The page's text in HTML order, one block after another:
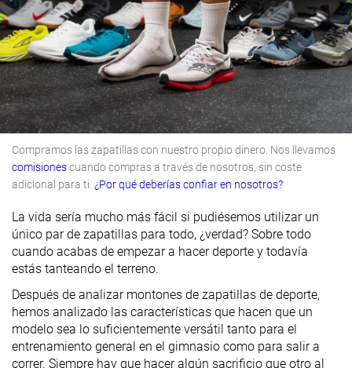
Compramos las zapatillas con nuestro propio dinero. Nos llevamos
comisionescuando compras a través de nosotros, sin coste
adicional para ti. ¿Por qué deberías confiar en nosotros?
La vida sería mucho más fácil si pudiésemos utilizar un
único par de zapatillas para todo, ¿verdad? Sobre todo
cuando acabas de empezar a hacer deporte y todavía
estás tanteando el terreno.
Después de analizar montones de zapatillas de deporte,
hemos analizado las características que hacen que un
modelo sea lo suficientemente versátil tanto para el
entrenamiento general en el gimnasio como para salir a
correr. Siempre hay que hacer algún sacrificio que otro al